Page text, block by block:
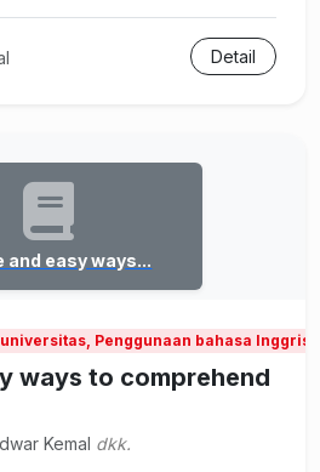
Detail
and easy ways...
Penggunaan bahasa Inggris
ways to comprehend
Kemal dkk.